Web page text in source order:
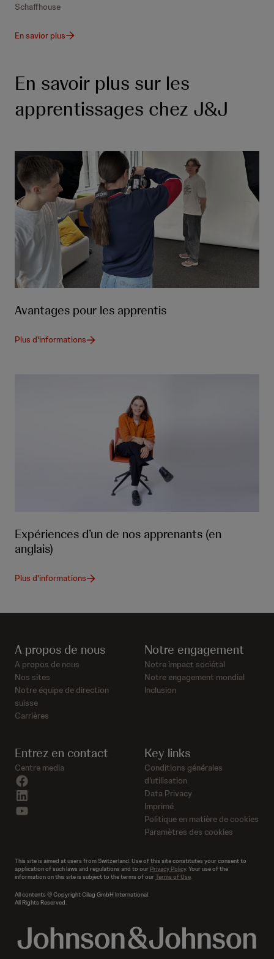
Schaffhouse
En savior plus
En savoir plus sur les
apprentissages chez J&J
Avantages pour les apprentis
Plus d'informations
Expériences d’un de nos apprenants (en
anglais)
Plus d'informations
A propos de nous
A propos de nous
Nos sites
Notre équipe de direction
suisse
Carrières
Notre engagement
Notre impact sociétal
Notre engagement mondial
Inclusion
Entrez en contact
Centre media
Key links
Conditions générales
d’utilisation
Data Privacy
Imprimé
Politique en matière de cookies
Paramètres des cookies
This site is aimed at users from Switzerland. Use of this site constitutes your consent to
application of such laws and regulations and to our Privacy Policy. Your use of the
information on this site is subject to the terms of ourTerms of Use.
All contents © Copyright Cilag GmbH International.
All Rights Reserved.